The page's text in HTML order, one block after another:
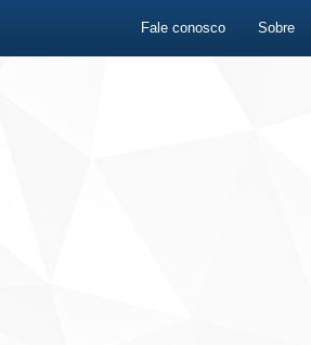
Fale conosco Sobre